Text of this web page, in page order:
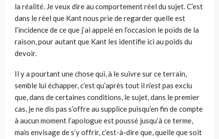
la réalité. Je veux dire au comporte­ment réel du sujet. C’est
dans le réel que Kant nous prie de regarder quelle est
l’incidence de ce que j’ai appelé en l’occasion le poids de la
raison, pour autant que Kant les identifie ici au poids du
devoir.
Il y a pourtant une chose qui, à le suivre sur ce terrain,
semble lui échap­per, c’est qu’après tout il n’est pas exclu
que, dans de certaines condi­tions, le sujet, dans le premier
cas, je ne dis pas s’offre au supplice puis­qu’en fin de compte
à aucun moment l’apologue est poussé jusqu’à ce terme,
mais envisage de s’y offrir, c’est-à-dire que, quelle que soit